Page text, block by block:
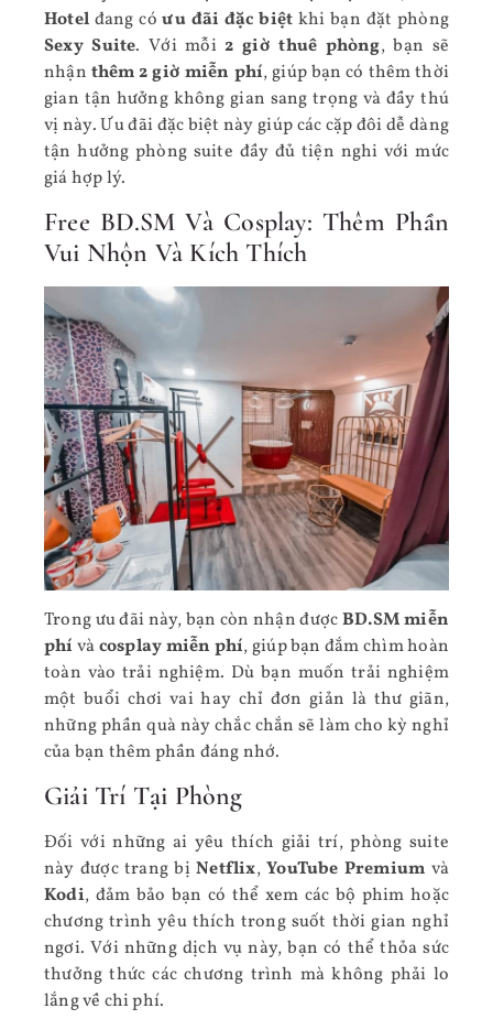
Hotel đang cóưu đãi đặc biệt khi bạn đặt phòng
Sexy Suite. Với mỗi2 giờ thuê phòng, bạn sẽ
nhận thêm 2 giờ miễn phí, giúp bạn có thêm thời
gian tận hưởng không gian sang trọng và đầy thú
vị này. Ưu đãi đặc biệt này giúp các cặp đôi dễ dàng
tận hưởng phòng suite đầy đủ tiện nghi với mức
giá hợp lý.
Free BD.SM Và Cosplay: Thêm Phần
Vui Nhộn Và Kích Thích
Trong ưu đãi này, bạn còn nhận đượcBD.SM miễn
phí vàcosplay miễn phí, giúp bạn đắm chìm hoàn
toàn vào trải nghiệm. Dù bạn muốn trải nghiệm
một buổi chơi vai hay chỉ đơn giản là thư giãn,
những phần quà này chắc chắn sẽ làm cho kỳ nghỉ
của bạn thêm phần đáng nhớ.
Giải Trí Tại Phòng
Đối với những ai yêu thích giải trí, phòng suite
này được trang bịNetflix,YouTube Premium và
Kodi, đảm bảo bạn có thể xem các bộ phim hoặc
chương trình yêu thích trong suốt thời gian nghỉ
ngơi. Với những dịch vụ này, bạn có thể thỏa sức
thưởng thức các chương trình mà không phải lo
lắng về chi phí.